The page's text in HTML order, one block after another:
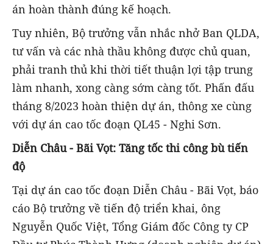
án hoàn thành đúng kế hoạch.
Tuy nhiên, Bộ trưởng vẫn nhắc nhở Ban QLDA,
tư vấn và các nhà thầu không được chủ quan,
phải tranh thủ khi thời tiết thuận lợi tập trung
làm nhanh, xong càng sớm càng tốt. Phấn đấu
tháng 8/2023 hoàn thiện dự án, thông xe cùng
với dự án cao tốc đoạn QL45 - Nghi Sơn.
Diễn Châu - Bãi Vọt: Tăng tốc thi công bù tiến
độ
Tại dự án cao tốc đoạn Diễn Châu - Bãi Vọt, báo
cáo Bộ trưởng về tiến độ triển khai, ông
Nguyễn Quốc Việt, Tổng Giám đốc Công ty CP